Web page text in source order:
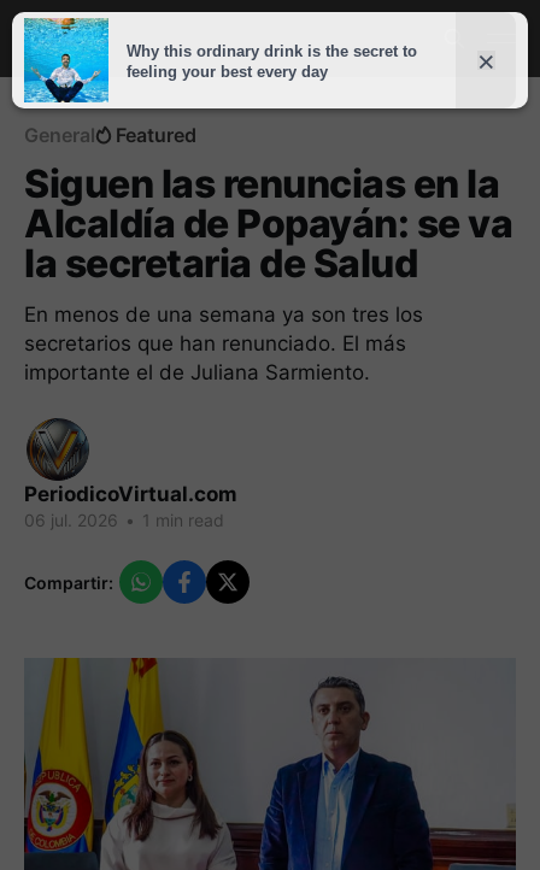
General Featured
Siguen las renuncias en la
Alcaldía de Popayán: se va
la secretaria de Salud
En menos de una semana ya son tres los
secretarios que han renunciado. El más
importante el de Juliana Sarmiento.
PeriodicoVirtual.com
06 jul. 2026 • 1 min read
Compartir: